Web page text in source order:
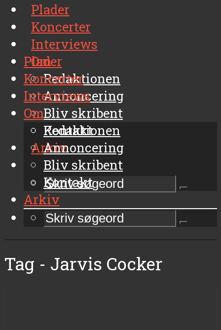
Plader
Koncerter
Interviews
Om
Redaktionen
Annoncering
Bliv skribent
Kontakt
Arkiv
Plader
Koncerter
Interviews
Om
Redaktionen
Annoncering
Bliv skribent
Kontakt
Arkiv
Tag - Jarvis Cocker